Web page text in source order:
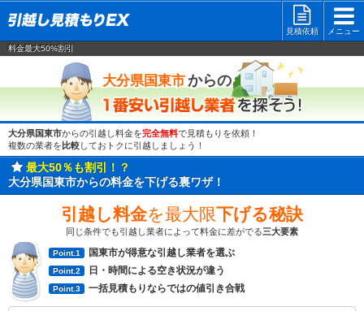
見積依頼
メニュー
料金最大50%割引
大分県国東市からの
大分県国東市からの引越し料金を完全無料で見積もりを依頼！
複数の業者を 比較しておトクに引越しましょう！
最大50％も割引！？
大分県国東市からの料金を下げる裏ワザ！
引越し料金を最大限下げる秘訣
同じ条件でも引越し業者によって料金に差がでる三大要素
Point.1 国東市が得意な引越し業者を選ぶ
Point.2 日・時間による空き状況が違う
Point.3 一括見積もりならではの値引き合戦